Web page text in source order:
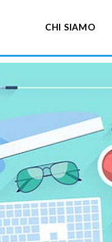
CHI SIAMO